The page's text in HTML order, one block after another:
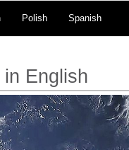
Polish Spanish
in English